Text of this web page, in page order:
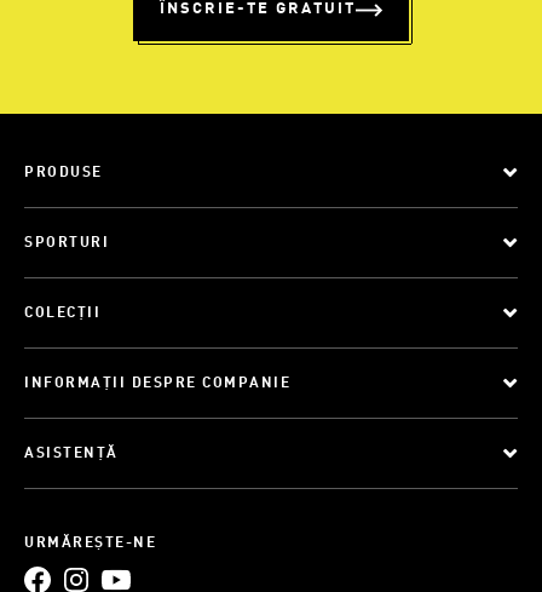
ÎNSCRIE-TE GRATUIT
PRODUSE
SPORTURI
COLECȚII
INFORMAȚII DESPRE COMPANIE
ASISTENȚĂ
URMĂREȘTE-NE